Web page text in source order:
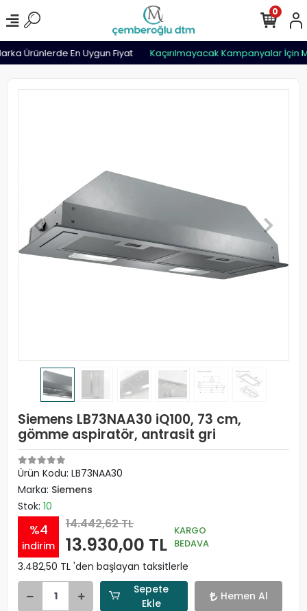
Ürünlerde En Uygun Fiyat Kaçırılmayacak Kampanyalar İçin
0
Siemens LB73NAA30 iQ100, 73 cm,
gömme aspiratör, antrasit gri
Ürün Kodu: LB73NAA30
Marka: Siemens
Stok: 10
%4
indirim
14.442,62 TL
13.930,00 TL
KARGO
BEDAVA
3.482,50 TL 'den başlayan taksitlerle
Sepete
Ekle
Hemen Al